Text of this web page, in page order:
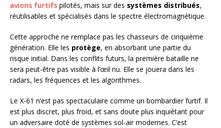
avions furtifs pilotés, mais sur des systèmes distribués,
réutilisables et spécialisés dans le spectre électromagnétique.
Cette approche ne remplace pas les chasseurs de cinquième
génération. Elle les protège, en absorbant une partie du
risque initial. Dans les conflits futurs, la première bataille ne
sera peut-être pas visible à l’œil nu. Elle se jouera dans les
radars, les fréquences et les algorithmes.
Le X-61 n’est pas spectaculaire comme un bombardier furtif. Il
est plus discret, plus froid, et sans doute plus inquiétant pour
un adversaire doté de systèmes sol-air modernes. C’est